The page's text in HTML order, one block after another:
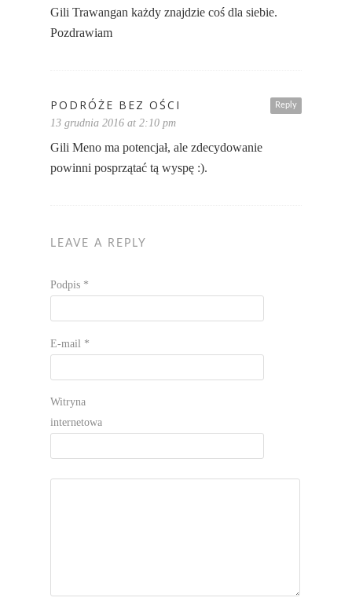
Gili Trawangan każdy znajdzie coś dla siebie.
Pozdrawiam
Reply
PODRÓŻE BEZ OŚCI
13 grudnia 2016 at 2:10 pm
Gili Meno ma potencjał, ale zdecydowanie
powinni posprzątać tą wyspę :).
LEAVE A REPLY
Podpis *
E-mail *
Witryna
internetowa